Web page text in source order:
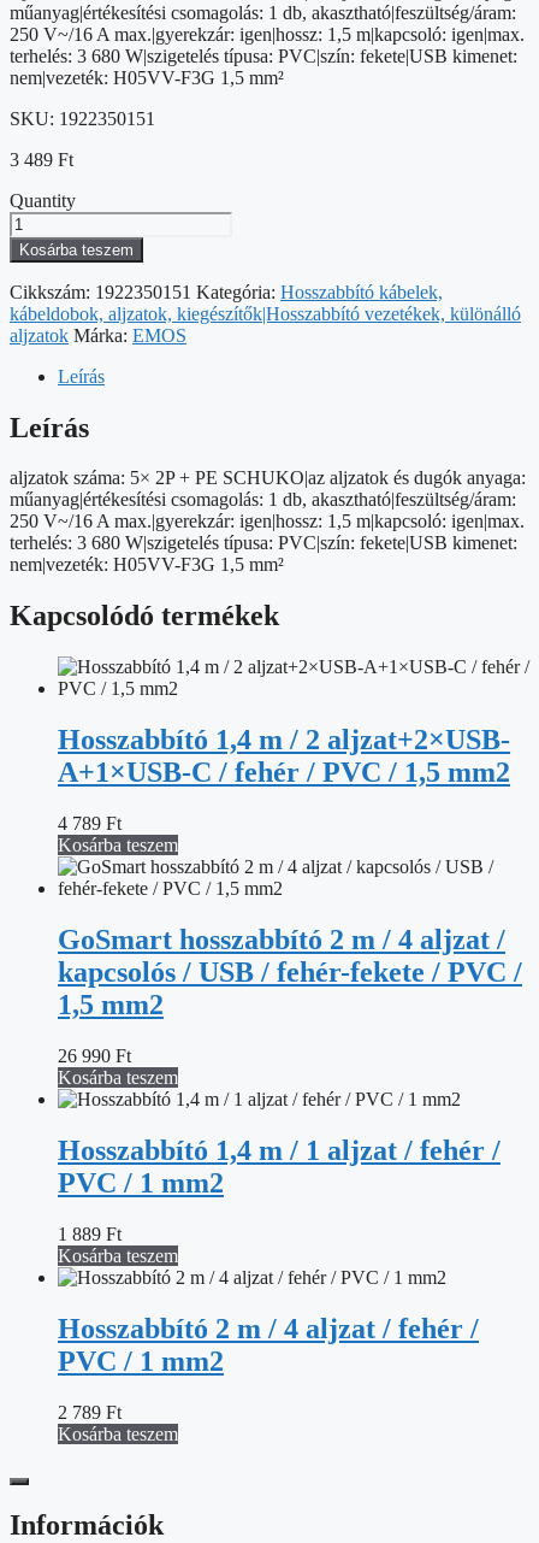
műanyag|értékesítési csomagolás: 1 db, akasztható|feszültség/áram:
250 V~/16 A max.|gyerekzár: igen|hossz: 1,5 m|kapcsoló: igen|max.
terhelés: 3 680 W|szigetelés típusa: PVC|szín: fekete|USB kimenet:
nem|vezeték: H05VV-F3G 1,5 mm²
SKU: 1922350151
3 489 Ft
Quantity
Hosszabbító
1,5
m
/
5
aljzat
/
kapcsolós
fekete
/
/
1,5
mm2
mennyiség
Kosárba teszem
Cikkszám: 1922350151 Kategória: Hosszabbító kábelek,
kábeldobok, aljzatok, kiegészítők|Hosszabbító vezetékek, különálló
aljzatok Márka: EMOS
Leírás
Leírás
aljzatok száma: 5× 2P + PE SCHUKO|az aljzatok és dugók anyaga:
műanyag|értékesítési csomagolás: 1 db, akasztható|feszültség/áram:
250 V~/16 A max.|gyerekzár: igen|hossz: 1,5 m|kapcsoló: igen|max.
terhelés: 3 680 W|szigetelés típusa: PVC|szín: fekete|USB kimenet:
nem|vezeték: H05VV-F3G 1,5 mm²
Kapcsolódó termékek
Hosszabbító 1,4 m / 2 aljzat+2×USB-
A+1×USB-C / fehér / PVC / 1,5 mm2
4 789 Ft
Kosárba teszem
GoSmart hosszabbító 2 m / 4 aljzat /
kapcsolós / USB / fehér-fekete / PVC /
1,5 mm2
26 990 Ft
Kosárba teszem
Hosszabbító 1,4 m / 1 aljzat / fehér /
PVC / 1 mm2
1 889 Ft
Kosárba teszem
Hosszabbító 2 m / 4 aljzat / fehér /
PVC / 1 mm2
2 789 Ft
Kosárba teszem
Információk